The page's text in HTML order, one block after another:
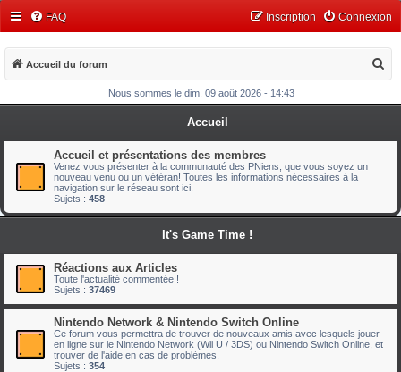
FAQ Connexion
Inscription
Accueil du forum
c
h
r
Nous sommes le dim. 09 août 2026 - 14:43
Accueil
Accueil et présentations des membres
Venez vous présenter à la communauté des PNiens, que vous soyez un
nouveau venu ou un vétéran! Toutes les informations nécessaires à la
navigation sur le réseau sont ici.
Sujets : 458
It's Game Time !
Réactions aux Articles
Toute l'actualité commentée !
Sujets : 37469
Nintendo Network & Nintendo Switch Online
Ce forum vous permettra de trouver de nouveaux amis avec lesquels jouer
en ligne sur le Nintendo Network (Wii U / 3DS) ou Nintendo Switch Online, et
trouver de l'aide en cas de problèmes.
Sujets : 354